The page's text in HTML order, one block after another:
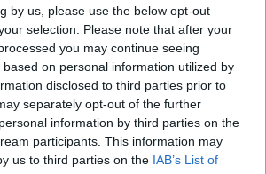
by us, please use the below opt-out
selection. Please note that after your
you may continue seeing
on personal information utilized by
disclosed to third parties prior to
separately opt-out of the further
information by third parties on the
participants. This information may
us to third parties on the IAB’s List of
įrašai
00:00:30
avarijos Vilniaus r.: dviejų moterų ir
nepavyko